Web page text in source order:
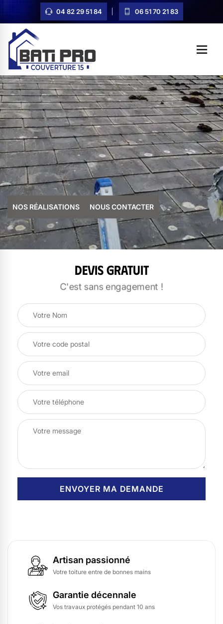
04 82 29 51 84 06 51 70 21 83
NOS RÉALISATIONS NOUS CONTACTER
Devis gratuit
C'est sans engagement !
Artisan passionné
Votre toiture entre de bonnes mains
Garantie décennale
Vos travaux protégés pendant 10 ans